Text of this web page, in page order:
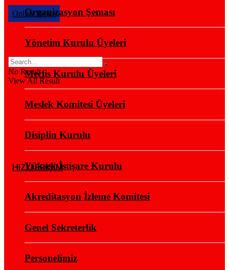
OnlIne Belge
No Result
View All Result
HIZLI ERİŞİM
Organizasyon Şeması
Yönetim Kurulu Üyeleri
Meclis Kurulu Üyeleri
Meslek Komitesi Üyeleri
Disiplin Kurulu
Yüksek İstişare Kurulu
Akreditasyon İzleme Komitesi
Genel Sekreterlik
Personelimiz